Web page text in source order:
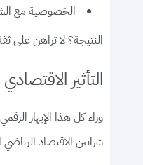
الخصوصية مع
النتيجة؟ لا تراهن على
التأثير
وراء كل هذا الإبهار
شرايين الاقتصاد